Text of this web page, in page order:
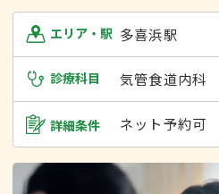
エリア・駅 多喜浜駅
診療科目 気管食道内科
詳細条件 ネット予約可